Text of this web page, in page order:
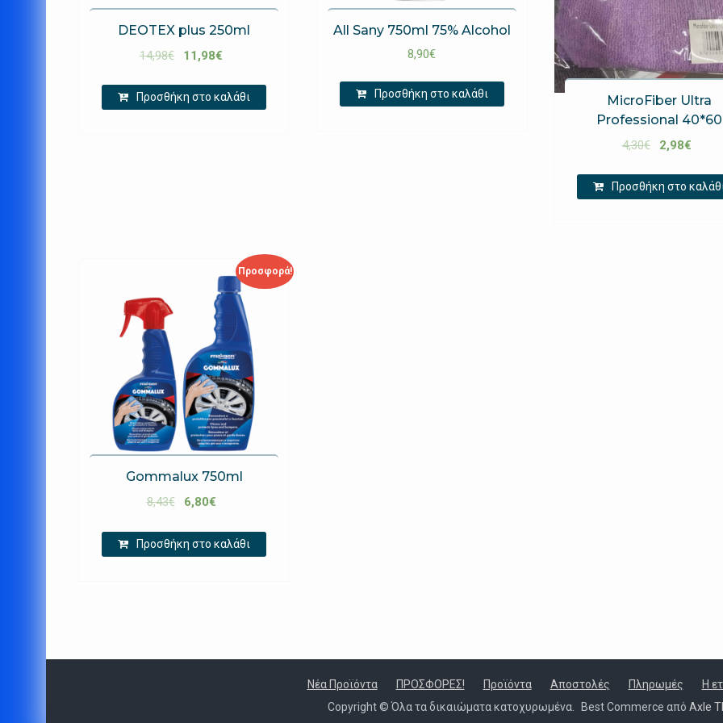
DEOTEX plus 250ml
14,98€ 11,98€
Προσθήκη στο καλάθι
All Sany 750ml 75% Alcohol
8,90€
Προσθήκη στο καλάθι
MicroFiber Ultra
Professional 40*60
4,30€ 2,98€
Προσθήκη στο
Προσφορά!
Gommalux 750ml
8,43€ 6,80€
Προσθήκη στο καλάθι
Νέα Προϊόντα ΠΡΟΣΦΟΡΕΣ! Προϊόντα Αποστολές Πληρωμές
Η
Copyright © Όλα τα δικαιώματα κατοχυρωμένα.
Best Commerce από Axle